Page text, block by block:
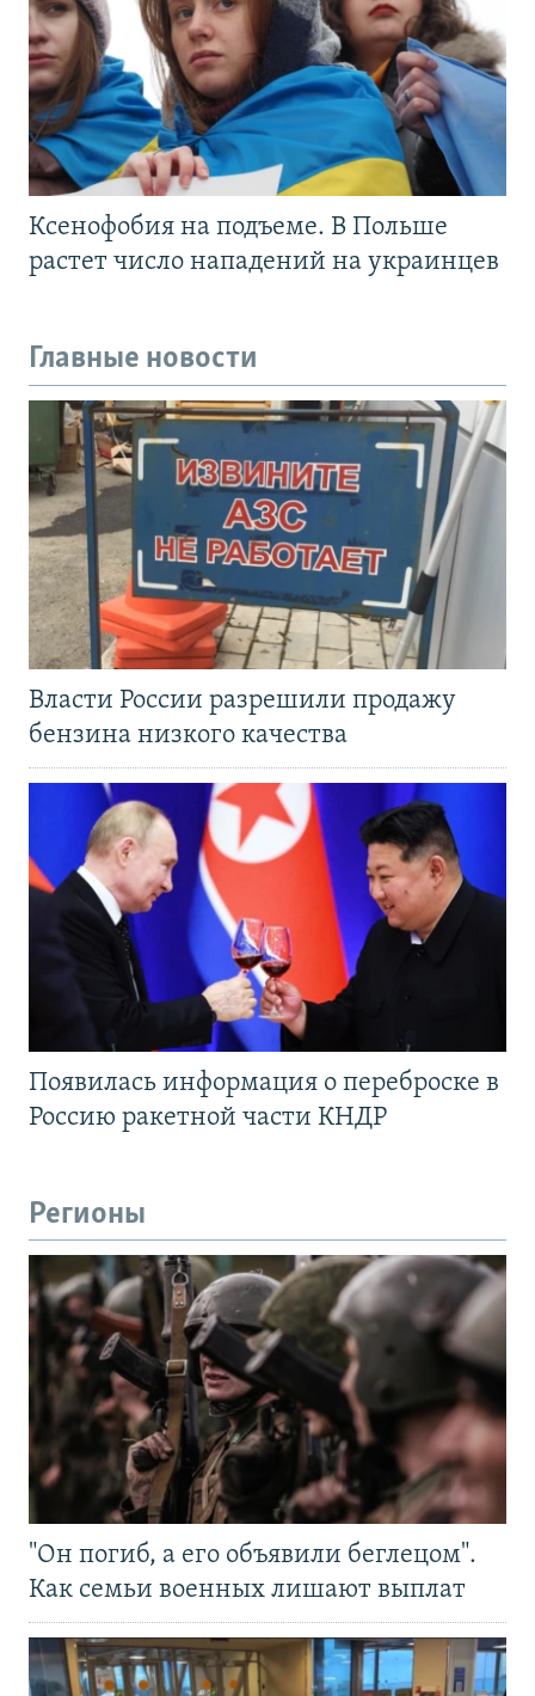
Ксенофобия на подъеме. В Польше
растет число нападений на украинцев
Главные новости
Власти России разрешили продажу
бензина низкого качества
Появилась информация о переброске в
Россию ракетной части КНДР
Регионы
"Он погиб, а его объявили беглецом".
Как семьи военных лишают выплат